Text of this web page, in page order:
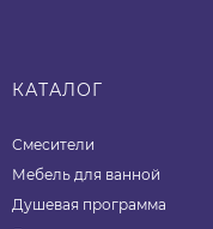
КАТАЛОГ
Смесители
Мебель для ванной
Душевая программа